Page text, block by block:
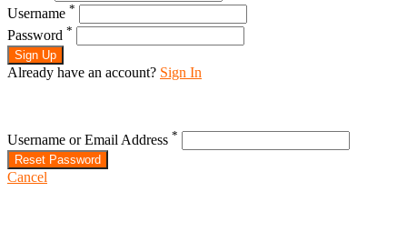
Username *
Password *
Sign Up
Already have an account? Sign In
Username or Email Address *
Reset Password
Cancel